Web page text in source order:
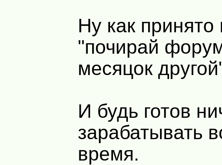
Ну как принято
"почирай
месяцок
И будь готов
зарабатывать
время.